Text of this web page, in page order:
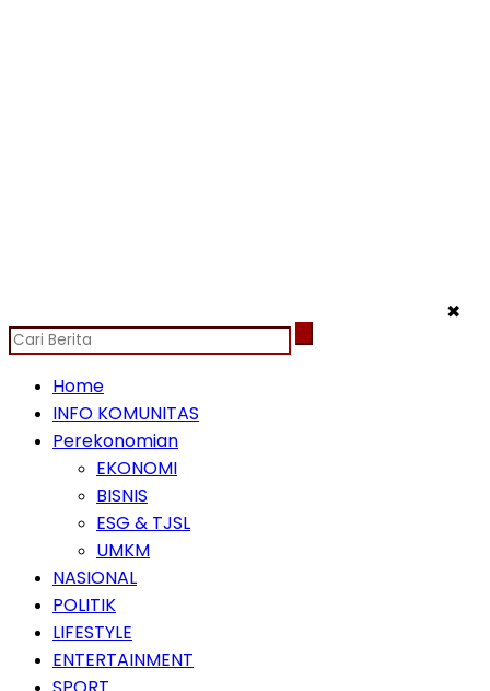
✖
Home
INFO KOMUNITAS
Perekonomian
EKONOMI
BISNIS
ESG & TJSL
UMKM
NASIONAL
POLITIK
LIFESTYLE
ENTERTAINMENT